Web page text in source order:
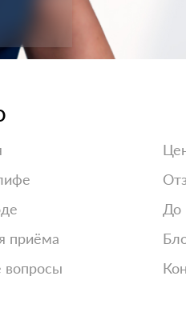
приёма
вопросы
До